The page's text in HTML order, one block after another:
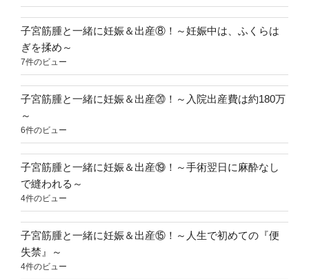
子宮筋腫と一緒に妊娠＆出産⑧！～妊娠中は、ふくらは
ぎを揉め～
7件のビュー
子宮筋腫と一緒に妊娠＆出産⑳！～入院出産費は約180万
～
6件のビュー
子宮筋腫と一緒に妊娠＆出産⑲！～手術翌日に麻酔なし
で縫われる～
4件のビュー
子宮筋腫と一緒に妊娠＆出産⑮！～人生で初めての『便
失禁』～
4件のビュー